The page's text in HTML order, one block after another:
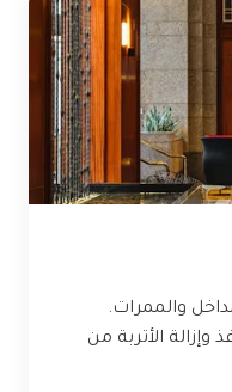
والممرات.
وإزالة الأتربة من